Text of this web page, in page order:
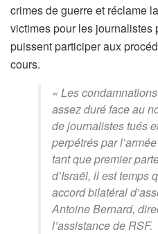
crimes de guerre et réclame
victimes pour les journalistes
puissent participer aux
cours.
« Les
assez duré face au
de journalistes tués
perpétrés par
tant que premier
d’Israël, il est temps
accord bilatéral
Antoine Bernard,
l’assistance de RSF.